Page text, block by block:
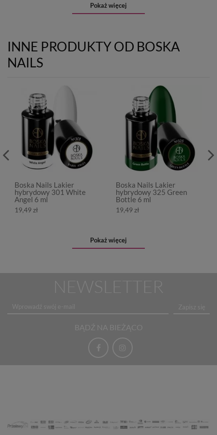
Pokaż więcej
INNE PRODUKTY OD BOSKA
NAILS
Boska Nails Lakier
hybrydowy 301 White
Angel 6 ml
19,49 zł
Boska Nails Lakier
hybrydowy 325 Green
Bottle 6 ml
19,49 zł
Pokaż więcej
NEWSLETTER
Zapisz się
BĄDŹ NA BIEŻĄCO